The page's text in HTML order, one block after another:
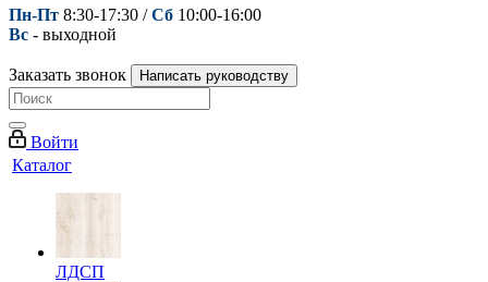
Пн-Пт 8:30-17:30 /Сб 10:00-16:00
Вс - выходной
Заказать звонок Написать руководству
Войти
Каталог
ЛДСП